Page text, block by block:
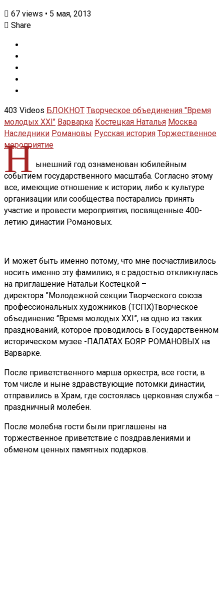
67 views • 5 мая, 2013
Share
403 Videos БЛОКНОТ Творческое объединения "Время
молодых XXI" Варварка Костецкая Наталья Москва
Наследники Романовы Русская история Торжественное
мероприятие
Н ынешний год ознаменован юбилейным
событием государственного масштаба. Согласно этому
все, имеющие отношение к истории, либо к культуре
организации или сообщества постарались принять
участие и провести мероприятия, посвященные 400-
летию династии Романовых.
И может быть именно потому, что мне посчастливилось
носить именно эту фамилию, я с радостью откликнулась
на приглашение Натальи Костецкой –
директора ”Молодежной секции Творческого союза
профессиональных художников (ТСПХ)Творческое
объединение “Время молодых XXI”, на одно из таких
празднований, которое проводилось в Государственном
историческом музее -ПАЛАТАХ БОЯР РОМАНОВЫХ на
Варварке.
После приветственного марша оркестра, все гости, в
том числе и ныне здравствующие потомки династии,
отправились в Храм, где состоялась церковная служба –
праздничный молебен.
После молебна гости были приглашены на
торжественное приветствие с поздравлениями и
обменом ценных памятных подарков.